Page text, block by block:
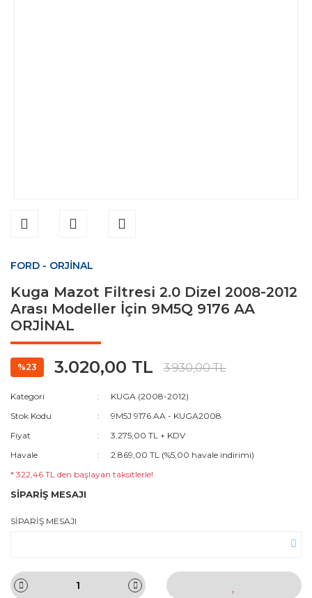
FORD - ORJİNAL
Kuga Mazot Filtresi 2.0 Dizel 2008-2012
Arası Modeller İçin 9M5Q 9176 AA
ORJİNAL
%23 3.020,00 TL 3.930,00 TL
Kategori
KUGA (2008-2012)
Stok Kodu
9M5J 9176 AA - KUGA2008
Fiyat
3.275,00 TL + KDV
Havale
2.869,00 TL (%5,00 havale indirimi)
* 322,46 TL den başlayan taksitlerle!
SİPARİŞ MESAJI
SİPARİŞ MESAJI